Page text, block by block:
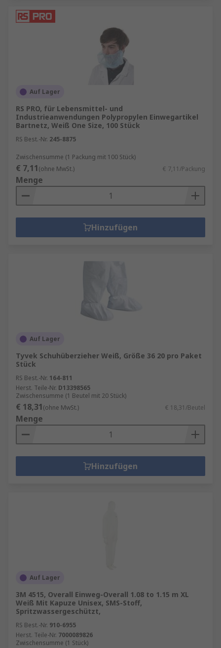
Auf Lager
RS PRO, für Lebensmittel- und
Industrieanwendungen Polypropylen Einwegartikel
Bartnetz, Weiß One Size, 100 Stück
RS Best.-Nr. 245-8875
Zwischensumme (1 Packung mit 100 Stück)
€ 7,11(ohne MwSt.) € 7,11/Packung
Menge
Hinzufügen
Auf Lager
Tyvek Schuhüberzieher Weiß, Größe 36 20 pro Paket
Stück
RS Best.-Nr. 164-811
Herst. Teile-Nr. D13398565
Zwischensumme (1 Beutel mit 20 Stück)
€ 18,31(ohne MwSt.) € 18,31/Beutel
Menge
Hinzufügen
Auf Lager
3M 4515, Overall Einweg-Overall 1.08 to 1.15 m XL
Weiß Mit Kapuze Unisex, SMS-Stoff,
Spritzwassergeschützt,
RS Best.-Nr. 910-6955
Herst. Teile-Nr. 7000089826
Zwischensumme (1 Stück)